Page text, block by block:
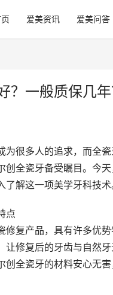
爱美资讯 爱美问答
？一般质保几
为很多人的追求，而全
创全瓷牙备受瞩目。今
解这一项美学牙科技术
点
修复产品，具有许多优
让修复后的牙齿与自然
创全瓷牙的材料安心无